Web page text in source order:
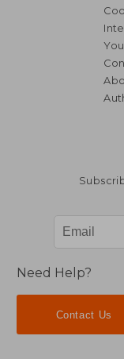
Need Help?
Contact Us